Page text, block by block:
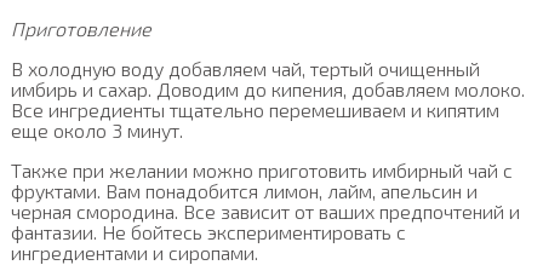
Приготовление
В холодную воду добавляем чай, тертый очищенный
имбирь и сахар. Доводим до кипения, добавляем молоко.
Все ингредиенты тщательно перемешиваем и кипятим
еще около 3 минут.
Также при желании можно приготовить имбирный чай с
фруктами. Вам понадобится лимон, лайм, апельсин и
черная смородина. Все зависит от ваших предпочтений и
фантазии. Не бойтесь экспериментировать с
ингредиентами и сиропами.